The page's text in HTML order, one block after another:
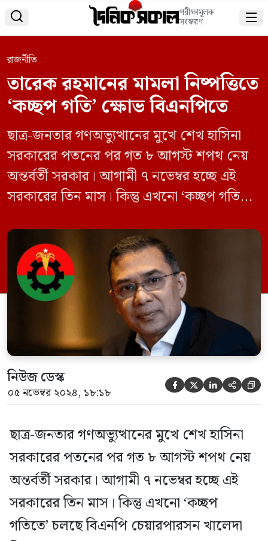
 পরীক্ষামূলক
সংস্করণ 
রাজনীতি
তারেক রহমানের মামলা নিষ্পত্তিতে
‘কচ্ছপ গতি’ ক্ষোভ বিএনপিতে
ছাত্র-জনতার গণঅভ্যুত্থানের মুখে শেখ হাসিনা
সরকারের পতনের পর গত ৮ আগস্ট শপথ নেয়
অন্তর্বর্তী সরকার। আগামী ৭ নভেম্বর হচ্ছে এই
সরকারের তিন মাস। কিন্তু এখনো ‘কচ্ছপ গতিতে’
ভারপ্রাপ্ত চেয়ারম্যান তারেক রহমানসহ দলটির
নেতাকর্মীদের বিরুদ্ধে করা মামলা প্রত্যাহার অথবা
নিষ্পত্তির কার্যক্রম। এতে তৃণমূল থেকে শুরু করে
কেন্দ্র পর্যন্ত নেতাকর্মীদের মধ্যে […]
নিউজ ডেস্ক
০৫ নভেম্বর ২০২৪, ১৮:১৮     
ছাত্র-জনতার গণঅভ্যুত্থানের মুখে শেখ হাসিনা
সরকারের পতনের পর গত ৮ আগস্ট শপথ নেয়
অন্তর্বর্তী সরকার। আগামী ৭ নভেম্বর হচ্ছে এই
সরকারের তিন মাস। কিন্তু এখনো ‘কচ্ছপ
গতিতে’ চলছে বিএনপি চেয়ারপারসন খালেদা